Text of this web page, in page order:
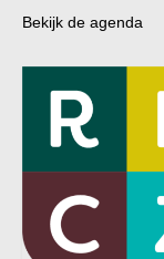
Bekijk de agenda